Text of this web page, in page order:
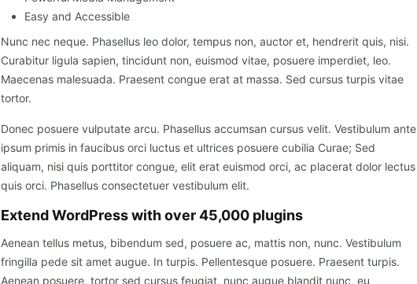
Easy and Accessible
Nunc nec neque. Phasellus leo dolor, tempus non, auctor et, hendrerit quis, nisi.
Curabitur ligula sapien, tincidunt non, euismod vitae, posuere imperdiet, leo.
Maecenas malesuada. Praesent congue erat at massa. Sed cursus turpis vitae
tortor.
Donec posuere vulputate arcu. Phasellus accumsan cursus velit. Vestibulum ante
ipsum primis in faucibus orci luctus et ultrices posuere cubilia Curae; Sed
aliquam, nisi quis porttitor congue, elit erat euismod orci, ac placerat dolor lectus
quis orci. Phasellus consectetuer vestibulum elit.
Extend WordPress with over 45,000 plugins
Aenean tellus metus, bibendum sed, posuere ac, mattis non, nunc. Vestibulum
fringilla pede sit amet augue. In turpis. Pellentesque posuere. Praesent turpis.
Aenean posuere, tortor sed cursus feugiat, nunc augue blandit nunc, eu